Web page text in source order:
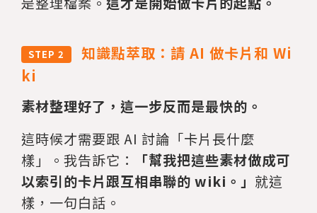
STEP 2
知識點萃取：請 AI 做卡片和 Wi
ki
素材整理好了，這一步反而是最快的。
這時候才需要跟 AI 討論「卡片長什麼
樣」。我告訴它：
「幫我把這些素材做成可
以索引的卡片跟互相串聯的 wiki。」 就這
樣，一句白話。